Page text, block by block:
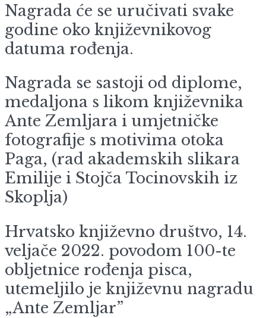
Nagrada će se uručivati svake
godine oko književnikovog
datuma rođenja.
Nagrada se sastoji od diplome,
medaljona s likom književnika
Ante Zemljara i umjetničke
fotografije s motivima otoka
Paga, (rad akademskih slikara
Emilije i Stojča Tocinovskih iz
Skoplja)
Hrvatsko književno društvo, 14.
veljače 2022. povodom 100-te
obljetnice rođenja pisca,
utemeljilo je književnu nagradu
„Ante Zemljar”